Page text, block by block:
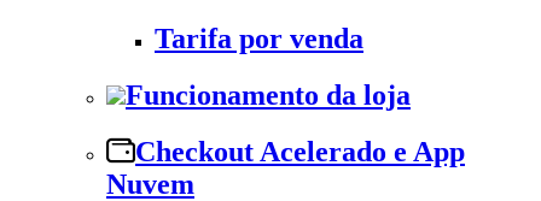
Tarifa por venda
Funcionamento da loja
Checkout Acelerado e App
Nuvem